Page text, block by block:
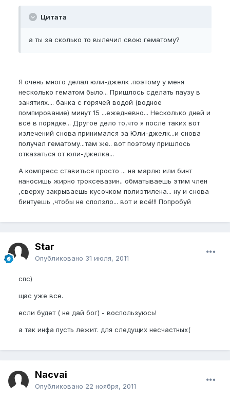
Цитата
а ты за сколько то вылечил свою гематому?
Я очень много делал юли-джелк .поэтому у меня
несколько гематом было... Пришлось сделать паузу в
занятиях.... банка с горячей водой (водное
помпирование) минут 15 ...ежедневно... Несколько дней и
всё в порядке... Другое дело то,что я после таких вот
излечений снова принимался за Юли-джелк...и снова
получал гематому...там же.. вот поэтому пришлось
отказаться от юли-джелка...
А компресс ставиться просто ... на марлю или бинт
наносишь жирно троксевазин.. обматываешь этим член
,сверху закрываешь кусочком полиэтилена... ну и снова
бинтуешь ,чтобы не сползло... вот и всё!!! Попробуй
Star
Опубликовано 31 июля, 2011
спс)
щас уже все.
если будет ( не дай бог) - воспользуюсь!
а так инфа пусть лежит. для следущих несчастных(
Nacvai
Опубликовано 22 ноября, 2011